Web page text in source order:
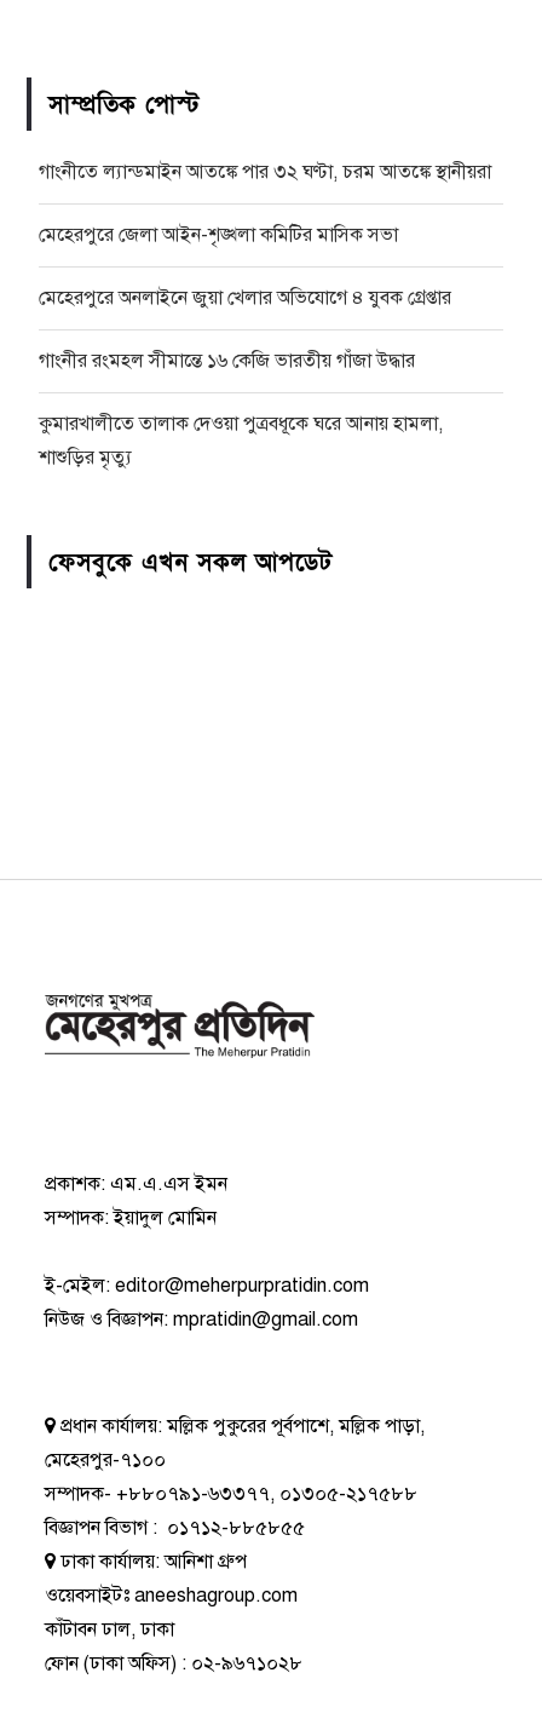
সাম্প্রতিক পোস্ট
গাংনীতে ল্যান্ডমাইন আতঙ্কে পার ৩২ ঘণ্টা, চরম আতঙ্কে স্থানীয়রা
মেহেরপুরে জেলা আইন-শৃঙ্খলা কমিটির মাসিক সভা
মেহেরপুরে অনলাইনে জুয়া খেলার অভিযোগে ৪ যুবক গ্রেপ্তার
গাংনীর রংমহল সীমান্তে ১৬ কেজি ভারতীয় গাঁজা উদ্ধার
কুমারখালীতে তালাক দেওয়া পুত্রবধূকে ঘরে আনায় হামলা,
শাশুড়ির মৃত্যু
ফেসবুকে এখন সকল আপডেট
প্রকাশক: এম.এ.এস ইমন
সম্পাদক: ইয়াদুল মোমিন
ই-মেইল:editor@meherpurpratidin.com
নিউজ ও বিজ্ঞাপন:mpratidin@gmail.com
প্রধান কার্যালয়:মল্লিক পুকুরের পূর্বপাশে, মল্লিক পাড়া,
মেহেরপুর-৭১০০
সম্পাদক- +৮৮০৭৯১-৬৩৩৭৭, ০১৩০৫-২১৭৫৮৮
বিজ্ঞাপন বিভাগ: ০১৭১২-৮৮৫৮৫৫
ঢাকা কার্যালয়:আনিশা গ্রুপ
ওয়েবসাইটঃaneeshagroup.com
কাঁটাবন ঢাল, ঢাকা
ফোন(ঢাকা অফিস) : ০২-৯৬৭১০২৮